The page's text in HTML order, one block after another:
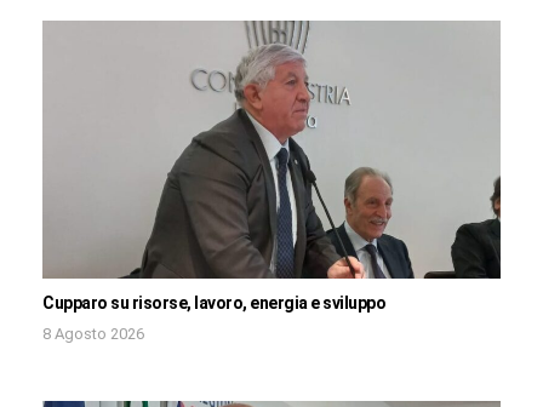
Cupparo su risorse, lavoro, energia e sviluppo
8 Agosto 2026